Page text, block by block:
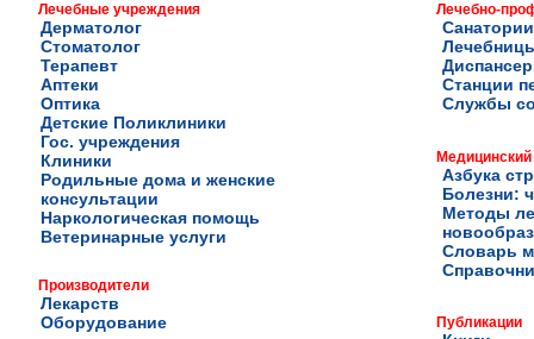
Лечебные учреждения
Дерматолог
Стоматолог
Терапевт
Аптеки
Оптика
Детские Поликлиники
Гос. учреждения
Клиники
Родильные дома и женские
консультации
Наркологическая помощь
Ветеринарные услуги
Производители
Лекарств
Оборудование
Лечебно-
Станции
Службы
Медицинский
Азбука
Болезни:
Методы
Словарь
Публикации